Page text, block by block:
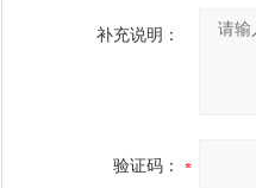
补充说明：
验证码：